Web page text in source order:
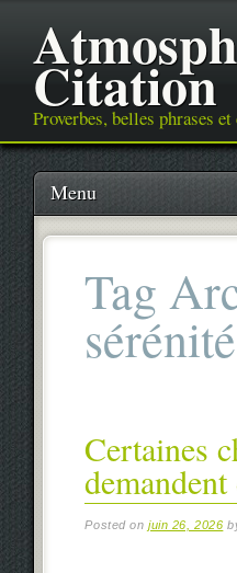
Citation
Proverbes, belles phrases
Main
Skip
content
Menu
Tag
sérénité
Certaines
Posted onjuin 26, 2026